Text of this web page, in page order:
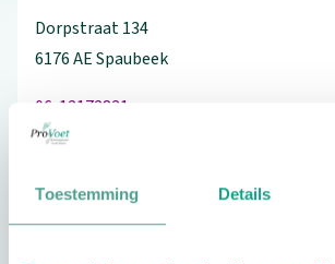
Toestemming Details
Dorpstraat134
6176 AESpaubeek
06-12172831
Schrijf ook een review